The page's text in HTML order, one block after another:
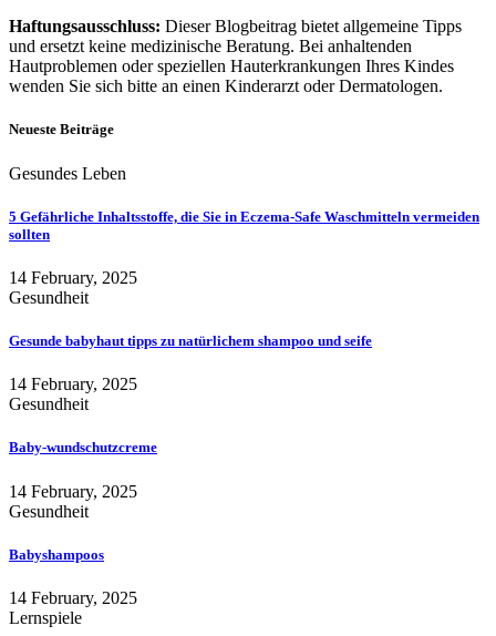
Haftungsausschluss: Dieser Blogbeitrag bietet allgemeine Tipps
und ersetzt keine medizinische Beratung. Bei anhaltenden
Hautproblemen oder speziellen Hauterkrankungen Ihres Kindes
wenden Sie sich bitte an einen Kinderarzt oder Dermatologen.
Neueste Beiträge
Gesundes Leben
5 Gefährliche Inhaltsstoffe, die Sie in Eczema-Safe Waschmitteln vermeiden
sollten
14 February, 2025
Gesundheit
Gesunde babyhaut tipps zu natürlichem shampoo und seife
14 February, 2025
Gesundheit
Baby-wundschutzcreme
14 February, 2025
Gesundheit
Babyshampoos
14 February, 2025
Lernspiele